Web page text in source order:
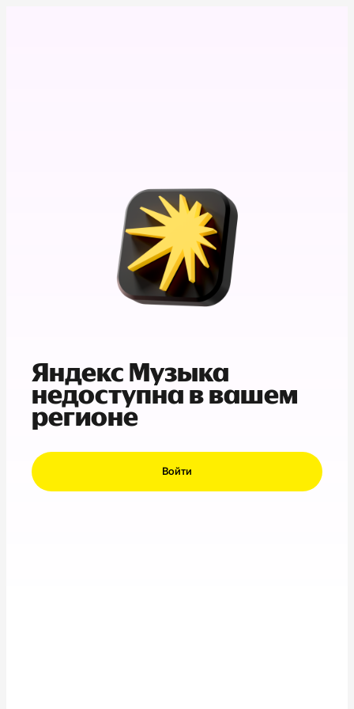
Яндекс Музыка
недоступна в вашем
регионе
Войти